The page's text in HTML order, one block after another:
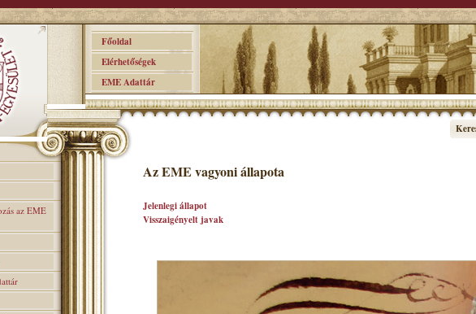
Főoldal
Elérhetőségek
EME Adattár
az EME
Az EME vagyoni állapota
Jelenlegi állapot
Visszaigényelt javak